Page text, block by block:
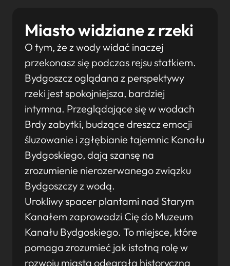
Miasto widziane z rzeki
O tym, że z wody widać inaczej
przekonasz się podczas rejsu statkiem.
Bydgoszcz oglądana z perspektywy
rzeki jest spokojniejsza, bardziej
intymna. Przeglądające się w wodach
Brdy zabytki, budzące dreszcz emocji
śluzowanie i zgłębianie tajemnic Kanału
Bydgoskiego, dają szansę na
zrozumienie nierozerwanego związku
Bydgoszczy z wodą.
Urokliwy spacer plantami nad Starym
Kanałem zaprowadzi Cię do Muzeum
Kanału Bydgoskiego. To miejsce, które
pomaga zrozumieć jak istotną rolę w
rozwoju miasta odegrała historyczna